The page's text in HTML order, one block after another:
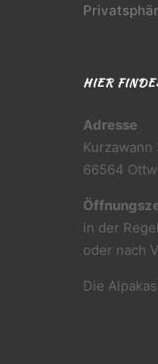
HIER
Adresse
Kurzawann
66564
in der
oder nach
Die